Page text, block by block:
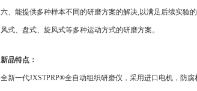
六、能提供多种样本不同的研磨方案的解决,以满足后续实验
风式、盘式、旋风式等多种运动方式的研磨方案。
新品特点：
全新一代JXSTPRP®全自动组织研磨仪，采用进口电机，防